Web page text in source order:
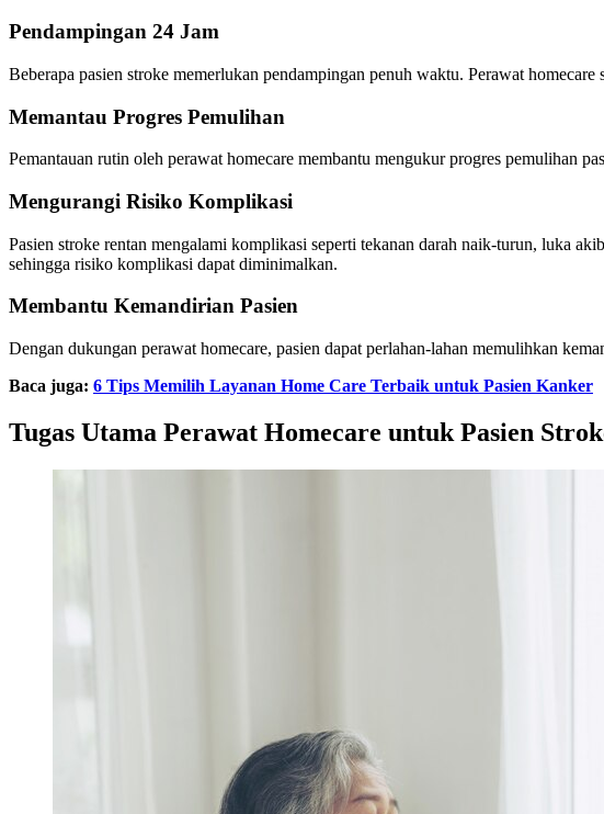
Pendampingan 24 Jam
Beberapa pasien stroke memerlukan pendampingan penuh waktu. Perawat
Memantau Progres Pemulihan
Pemantauan rutin oleh perawat homecare membantu mengukur progres pemulihan
Mengurangi Risiko Komplikasi
Pasien stroke rentan mengalami komplikasi seperti tekanan darah naik-turun, luka
sehingga risiko komplikasi dapat diminimalkan.
Membantu Kemandirian Pasien
Dengan dukungan perawat homecare, pasien dapat perlahan-lahan memulihkan
Baca juga: 6 Tips Memilih Layanan Home Care Terbaik untuk Pasien Kanker
Tugas Utama Perawat Homecare untuk Pasien